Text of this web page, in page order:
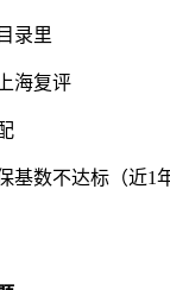
录里
海复评
基数不达标（近1